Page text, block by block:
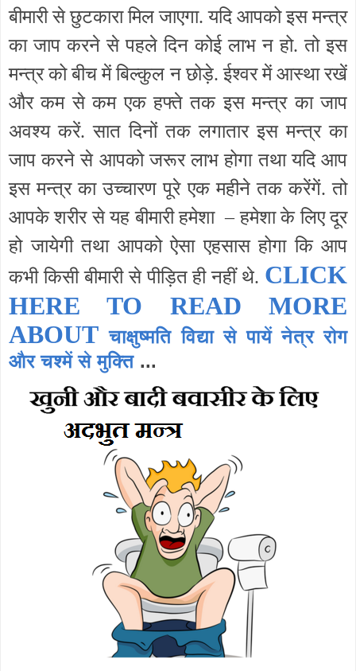
बीमारी से छुटकारा मिल जाएगा. यदि आपको इस मन्त्र
का जाप करने से पहले दिन कोई लाभ न हो. तो इस
मन्त्र को बीच में बिल्कुल न छोड़े. ईश्वर में आस्था रखें
और कम से कम एक हफ्ते तक इस मन्त्र का जाप
अवश्य करें. सात दिनों तक लगातार इस मन्त्र का
जाप करने से आपको जरूर लाभ होगा तथा यदि आप
इस मन्त्र का उच्चारण पूरे एक महीने तक करेंगें. तो
आपके शरीर से यह बीमारी हमेशा – हमेशा के लिए दूर
हो जायेगी तथा आपको ऐसा एहसास होगा कि आप
कभी किसी बीमारी से पीड़ित ही नहीं थे. CLICK
HERE TO READ MORE
ABOUTचाक्षुष्मति विद्या से पायें नेत्र रोग
और चश्में से मुक्ति ...